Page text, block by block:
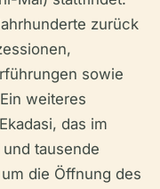
zurück
sowie
weiteres
das im
tausende
die Öffnung des